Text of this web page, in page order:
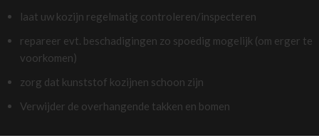
laat uw kozijn regelmatig controleren/inspecteren
repareer evt. beschadigingen zo spoedig mogelijk (om erger te
voorkomen)
zorg dat kunststof kozijnen schoon zijn
Verwijder de overhangende takken en bomen